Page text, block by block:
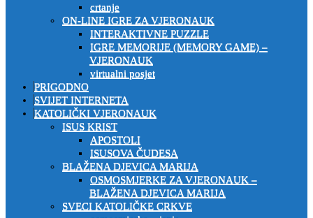
crtanje
ON-LINE IGRE ZA VJERONAUK
INTERAKTIVNE PUZZLE
IGRE MEMORIJE (MEMORY GAME) –
VJERONAUK
virtualni posjet
PRIGODNO
SVIJET INTERNETA
KATOLIČKI VJERONAUK
ISUS KRIST
APOSTOLI
ISUSOVA ČUDESA
BLAŽENA DJEVICA MARIJA
OSMOSMJERKE ZA VJERONAUK –
BLAŽENA DJEVICA MARIJA
SVECI KATOLIČKE CRKVE